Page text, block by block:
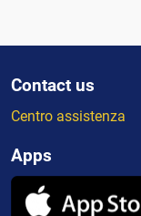
Contact us
Centro assistenza
Apps